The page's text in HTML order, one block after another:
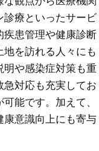
診療といったサービ
疾患管理や健康診断
を訪れる人々にも
や感染症対策も重
対応も充実してお
能です。加えて、
意識向上にも寄与